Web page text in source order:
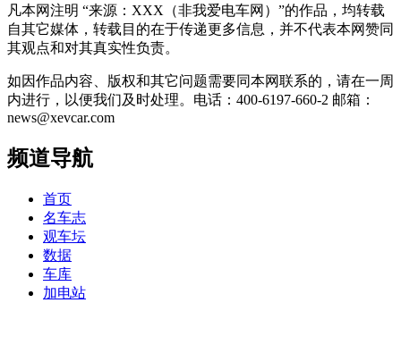
凡本网注明 “来源：XXX（非我爱电车网）”的作品，均转载
自其它媒体，转载目的在于传递更多信息，并不代表本网赞同
其观点和对其真实性负责。
如因作品内容、版权和其它问题需要同本网联系的，请在一周
内进行，以便我们及时处理。电话：400-6197-660-2 邮箱：
news@xevcar.com
频道导航
首页
名车志
观车坛
数据
车库
加电站